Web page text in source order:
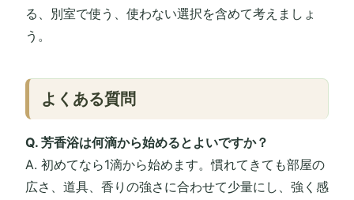
る、別室で使う、使わない選択を含めて考えましょ
う。
よくある質問
Q. 芳香浴は何滴から始めるとよいですか？
A. 初めてなら1滴から始めます。慣れてきても部屋の
広さ、道具、香りの強さに合わせて少量にし、強く感